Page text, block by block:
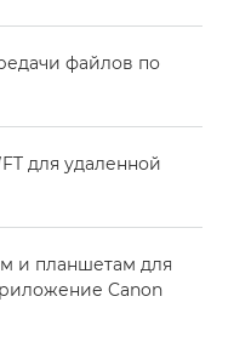
файлов по
для удаленной
и планшетам для
Canon